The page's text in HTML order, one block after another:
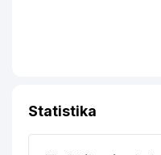
Statistika